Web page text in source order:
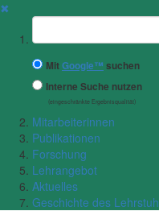
✖
Suchbegriff
MitGoogle™ suchen
Interne Suche nutzen
(eingeschränkte Ergebnisqualität)
Mitarbeiterinnen
Publikationen
Forschung
Lehrangebot
Aktuelles
Geschichte des